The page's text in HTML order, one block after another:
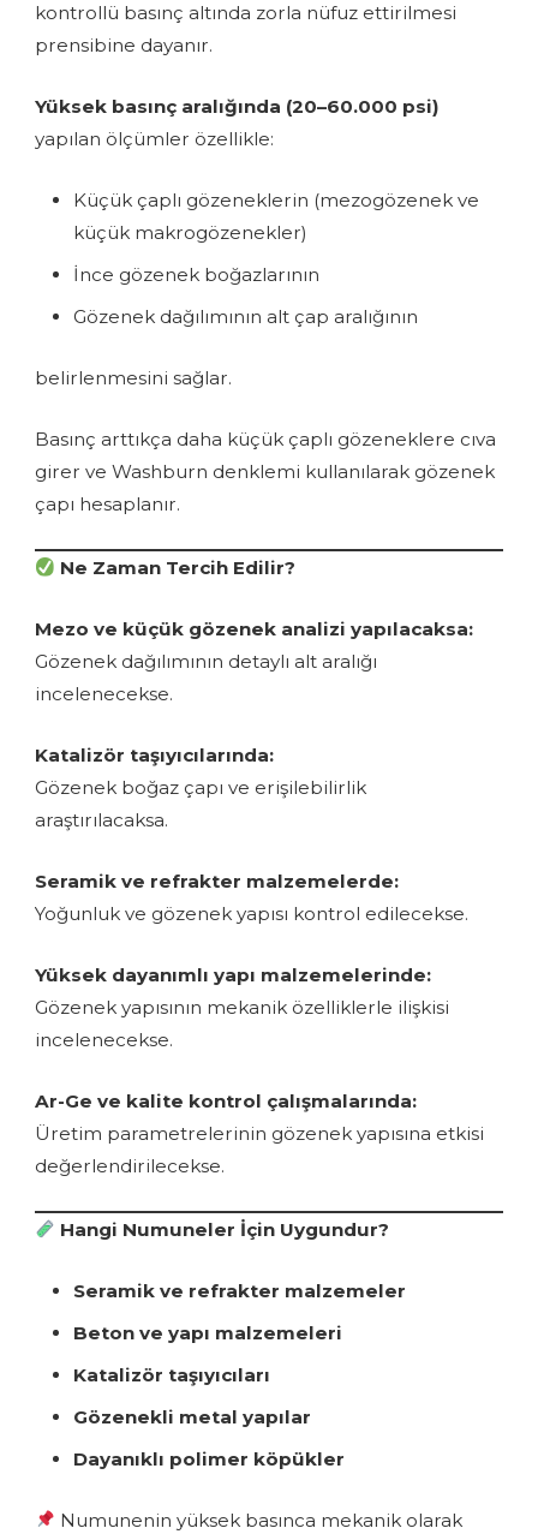
kontrollü basınç altında zorla nüfuz ettirilmesi
prensibine dayanır.
Yüksek basınç aralığında (20–60.000 psi)
yapılan ölçümler özellikle:
Küçük çaplı gözeneklerin (mezogözenek ve
küçük makrogözenekler)
İnce gözenek boğazlarının
Gözenek dağılımının alt çap aralığının
belirlenmesini sağlar.
Basınç arttıkça daha küçük çaplı gözeneklere cıva
girer ve Washburn denklemi kullanılarak gözenek
çapı hesaplanır.
Ne Zaman Tercih Edilir?
Mezo ve küçük gözenek analizi yapılacaksa:
Gözenek dağılımının detaylı alt aralığı
incelenecekse.
Katalizör taşıyıcılarında:
Gözenek boğaz çapı ve erişilebilirlik
araştırılacaksa.
Seramik ve refrakter malzemelerde:
Yoğunluk ve gözenek yapısı kontrol edilecekse.
Yüksek dayanımlı yapı malzemelerinde:
Gözenek yapısının mekanik özelliklerle ilişkisi
incelenecekse.
Ar-Ge ve kalite kontrol çalışmalarında:
Üretim parametrelerinin gözenek yapısına etkisi
değerlendirilecekse.
Hangi Numuneler İçin Uygundur?
Seramik ve refrakter malzemeler
Beton ve yapı malzemeleri
Katalizör taşıyıcıları
Gözenekli metal yapılar
Dayanıklı polimer köpükler
Numunenin yüksek basınca mekanik olarak